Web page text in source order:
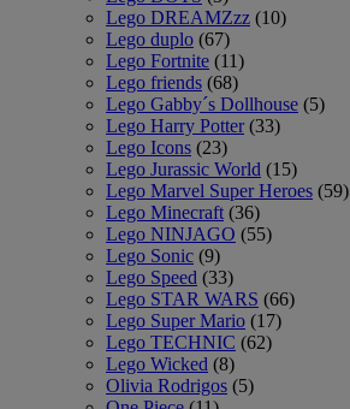
Lego DREAMZzz (10)
Lego duplo (67)
Lego Fortnite (11)
Lego friends (68)
Lego Gabby´s Dollhouse (5)
Lego Harry Potter (33)
Lego Icons (23)
Lego Jurassic World (15)
Lego Marvel Super Heroes (59)
Lego Minecraft (36)
Lego NINJAGO (55)
Lego Sonic (9)
Lego Speed (33)
Lego STAR WARS (66)
Lego Super Mario (17)
Lego TECHNIC (62)
Lego Wicked (8)
Olivia Rodrigos (5)